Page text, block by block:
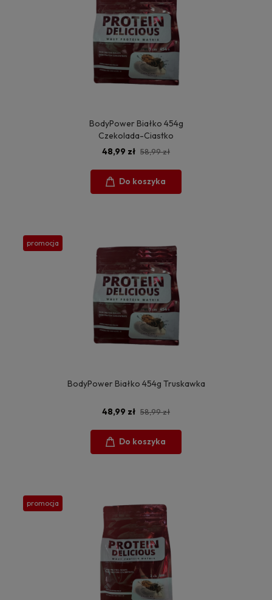
BodyPower Białko 454g
Czekolada-Ciastko
48,99 zł 58,99 zł
Do koszyka
BodyPower Białko 454g Truskawka
48,99 zł 58,99 zł
Do koszyka
promocja
promocja